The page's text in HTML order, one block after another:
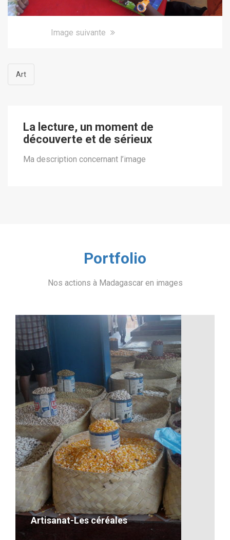
Image suivante
Art
La lecture, un moment de
découverte et de sérieux
Ma description concernant l’image
Portfolio
Nos actions à Madagascar en images
Artisanat-Les céréales